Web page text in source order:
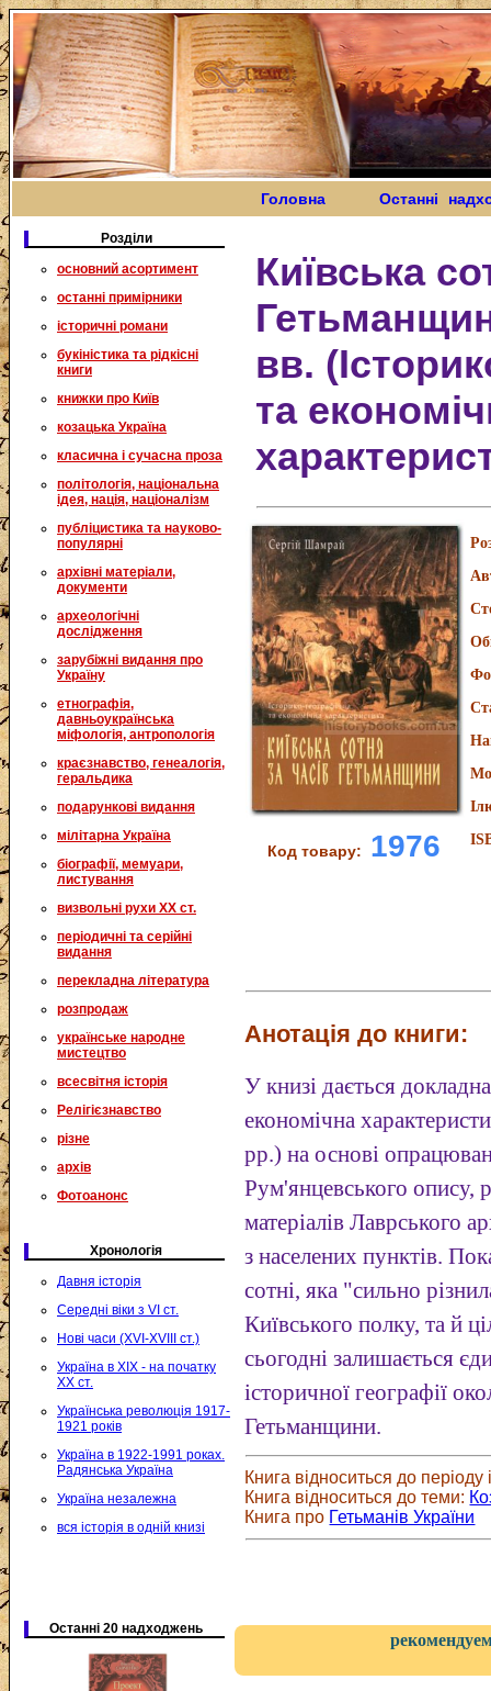
Головна Останні
Розділи
основний асортимент
останні примірники
історичні романи
букіністика та рідкісні
книги
книжки про Київ
козацька Україна
класична і сучасна проза
політологія, національна
ідея, нація, націоналізм
публіцистика та науково-
популярні
архівні матеріали,
документи
археологічні
дослідження
зарубіжні видання про
Україну
етнографія,
давньоукраїнська
міфологія, антропологія
краєзнавство, генеалогія,
геральдика
подарункові видання
мілітарна Україна
біографії, мемуари,
листування
визвольні рухи XX ст.
періодичні та серійні
видання
перекладна література
розпродаж
українське народне
мистецтво
всесвітня історія
Релігієзнавство
різне
архів
Фотоанонс
Хронологія
Давня історія
Середні віки з VI ст.
Нові часи (XVI-XVIII ст.)
Україна в XIX - на початку
XX ст.
Українська революція 1917-
1921 років
Україна в 1922-1991 роках.
Радянська Україна
Україна незалежна
вся історія в одній книзі
Останні 20 надходжень
Київська
вв.
та
Код товару: 1976
Анотація до книги:
У книзі дається
економічна
pp.) на основі
Рум'янцевського опису,
матеріалів Лаврського
з населених пунктів.
сотні, яка "сильно
Київського полку, та й
сьогодні залишається
історичної географії
Гетьманщини.
Книга відноситься до періоду
Книга відноситься до теми:
Книга про Гетьманів України